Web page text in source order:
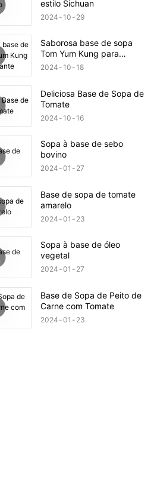
estilo Sichuan
2024 10 29
Saborosa base de sopa
Tom Yum Kung para
restaurante
2024 10 18
Deliciosa Base de Sopa de
Tomate
2024 10 16
Sopa à base de sebo
bovino
2024 01 27
Base de sopa de tomate
amarelo
2024 01 23
Sopa à base de óleo
vegetal
2024 01 27
Base de Sopa de Peito de
Carne com Tomate
2024 01 23